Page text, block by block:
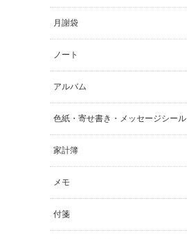
月謝袋
ノート
アルバム
色紙・寄せ書き・メッセージシール
家計簿
メモ
付箋